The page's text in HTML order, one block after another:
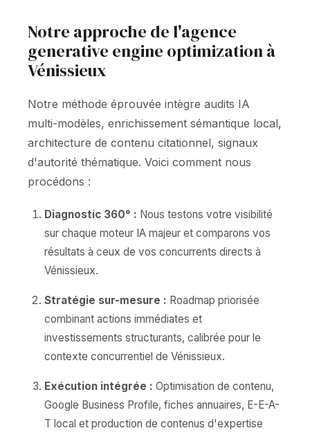
Notre approche de l'agence
generative engine optimization à
Vénissieux
Notre méthode éprouvée intègre audits IA
multi-modèles, enrichissement sémantique local,
architecture de contenu citationnel, signaux
d'autorité thématique. Voici comment nous
procédons :
Diagnostic 360° : Nous testons votre visibilité
sur chaque moteur IA majeur et comparons vos
résultats à ceux de vos concurrents directs à
Vénissieux.
Stratégie sur-mesure : Roadmap priorisée
combinant actions immédiates et
investissements structurants, calibrée pour le
contexte concurrentiel de Vénissieux.
Exécution intégrée : Optimisation de contenu,
Google Business Profile, fiches annuaires, E-E-A-
T local et production de contenus d'expertise